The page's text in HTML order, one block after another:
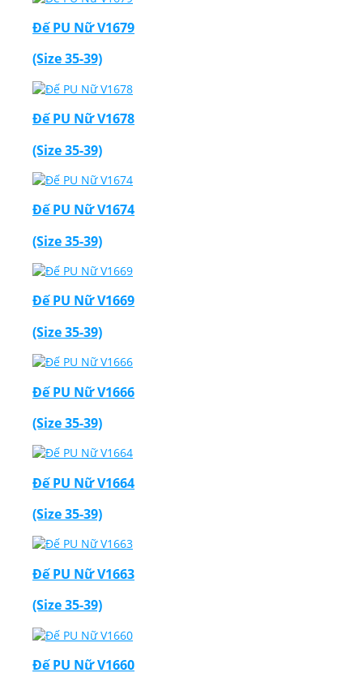
Đế PU Nữ V1679
(Size 35-39)
Đế PU Nữ V1678
(Size 35-39)
Đế PU Nữ V1674
(Size 35-39)
Đế PU Nữ V1669
(Size 35-39)
Đế PU Nữ V1666
(Size 35-39)
Đế PU Nữ V1664
(Size 35-39)
Đế PU Nữ V1663
(Size 35-39)
Đế PU Nữ V1660